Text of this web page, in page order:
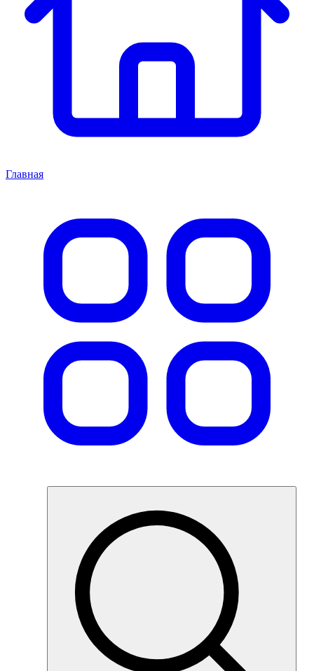
Главная